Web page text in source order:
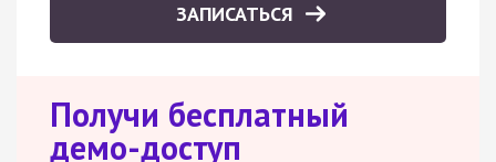
ЗАПИСАТЬСЯ
Получи бесплатный
демо-доступ